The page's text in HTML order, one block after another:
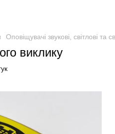
Оповіщувачі звукові, світлові та
виклику